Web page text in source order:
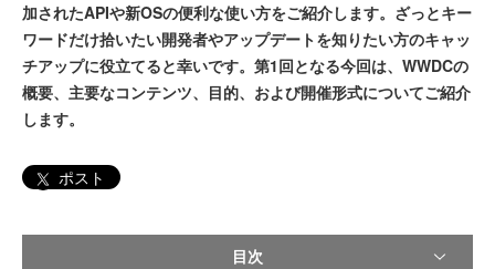
加されたAPIや新OSの便利な使い方をご紹介します。ざっとキー
ワードだけ拾いたい開発者やアップデートを知りたい方のキャッ
チアップに役立てると幸いです。第1回となる今回は、WWDCの
概要、主要なコンテンツ、目的、および開催形式についてご紹介
します。
ポスト
目次